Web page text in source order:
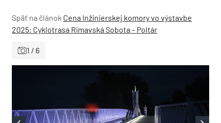
Späť na článok Cena Inžinierskej komory vo výstavbe
2025: Cyklotrasa Rimavská Sobota – Poltár
1 / 6